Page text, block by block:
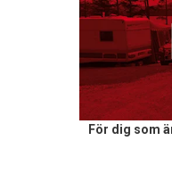
För dig som